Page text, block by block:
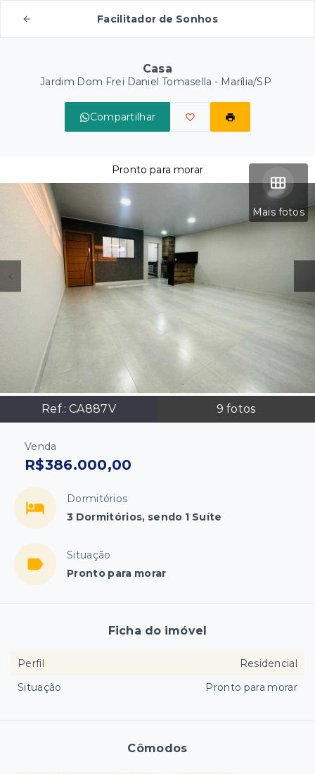
Facilitador de Sonhos
Casa
Jardim Dom Frei Daniel Tomasella - Marília/SP
Compartilhar
Mais fotos
Ref.:CA887V 9 fotos
Pronto para morar
Venda
R$386.000,00
Dormitórios
3 Dormitórios, sendo 1 Suíte
Situação
Pronto para morar
Cômodos
Ficha do imóvel
Perfil
Residencial
Situação
Pronto para morar